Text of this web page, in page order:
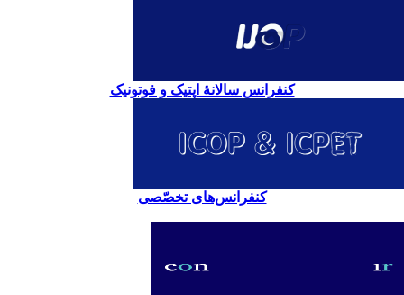
کنفرانس سالانۀ اپتیک و فوتونیک
کنفرانس‌های تخصّصی